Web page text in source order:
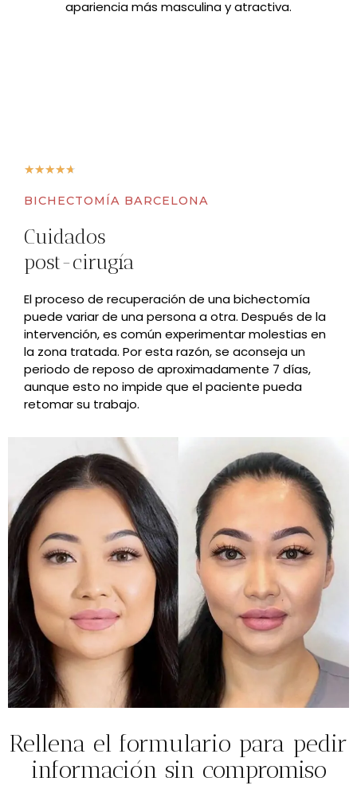
apariencia más masculina y atractiva.
★★★★★
BICHECTOMÍA BARCELONA
Cuidados
post-cirugía
El proceso de recuperación de una bichectomía
puede variar de una persona a otra. Después de la
intervención, es común experimentar molestias en
la zona tratada. Por esta razón, se aconseja un
periodo de reposo de aproximadamente 7 días,
aunque esto no impide que el paciente pueda
retomar su trabajo.
Rellena el formulario para pedir
información sin compromiso